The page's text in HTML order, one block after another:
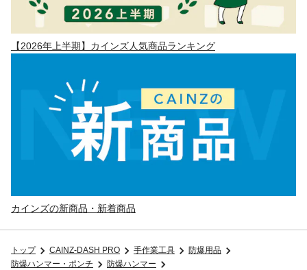
【2026年上半期】カインズ人気商品ランキング
カインズの新商品・新着商品
トップ CAINZ-DASH PRO 手作業工具
防爆用品
防爆ハンマー・ポンチ
防爆ハンマー